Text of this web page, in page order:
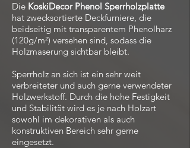
Die KoskiDecor Phenol Sperrholzplatte
hat zwecksortierte Deckfurniere, die
beidseitig mit transparentem Phenolharz
(120g/m²) versehen sind, sodass die
Holzmaserung sichtbar bleibt.
Sperrholz an sich ist ein sehr weit
verbreiteter und auch gerne verwendeter
Holzwerkstoff. Durch die hohe Festigkeit
und Stabilität wird es je nach Holzart
sowohl im dekorativen als auch
konstruktiven Bereich sehr gerne
eingesetzt.